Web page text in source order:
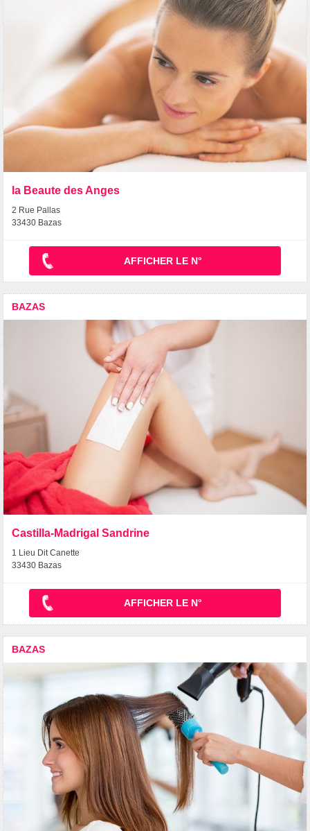
la Beaute des Anges
2 Rue Pallas
33430 Bazas
AFFICHER LE N°
BAZAS
Castilla-Madrigal Sandrine
1 Lieu Dit Canette
33430 Bazas
AFFICHER LE N°
BAZAS